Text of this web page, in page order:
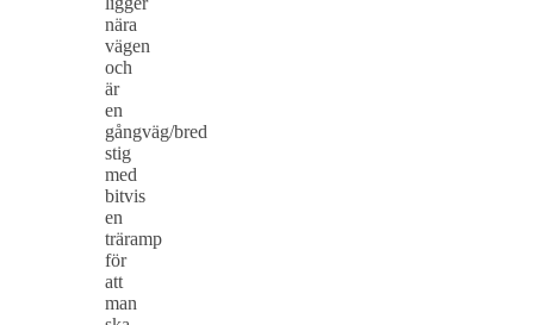
nära
vägen
och
är
en
gångväg/bred
stig
med
bitvis
en
träramp
för
att
man